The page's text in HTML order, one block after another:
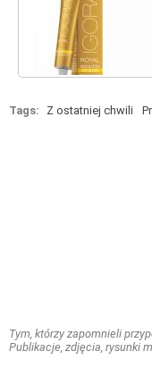
Tags: Z ostatniej chwili
Tym, którzy zapomnieli
Publikacje, zdjęcia, rysunki